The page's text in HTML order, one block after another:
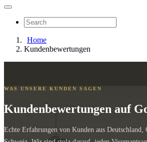
Home
Kundenbewertungen
WAS UNSERE KUNDEN SAGEN
Kundenbewertungen auf
Echte Erfahrungen von Kunden aus Deutschland,